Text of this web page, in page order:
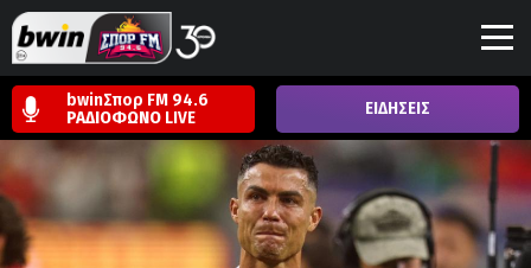
bwinΣπορ FM 94.6
ΡΑΔΙΟΦΩΝΟ LIVE ΕΙΔΗΣΕΙΣ